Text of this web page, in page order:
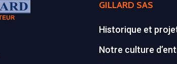
GILLARD SAS
Historique et
Notre culture